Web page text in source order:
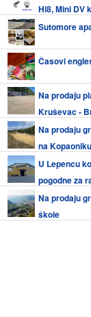
Hi8, Mini DV
Sutomore
Časovi
Na prodaju
Kruševac -
Na prodaju
na Kopaoniku
U Lepencu
pogodne za
Na prodaju
škole